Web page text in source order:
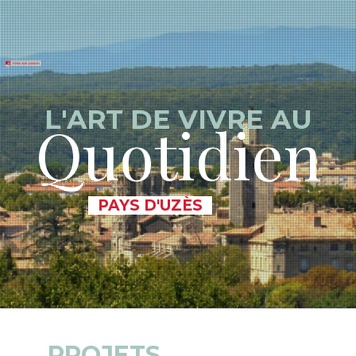
L'ART DE VIVRE AU
Quotidien
PAYS D'UZÈS